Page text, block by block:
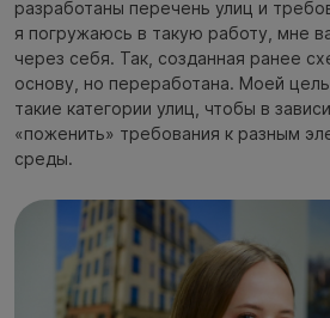
разработаны перечень улиц и
я погружаюсь в такую работу, мне
через себя. Так, созданная ранее
основу, но переработана. Моей
такие категории улиц, чтобы в
«поженить» требования к разным
среды.